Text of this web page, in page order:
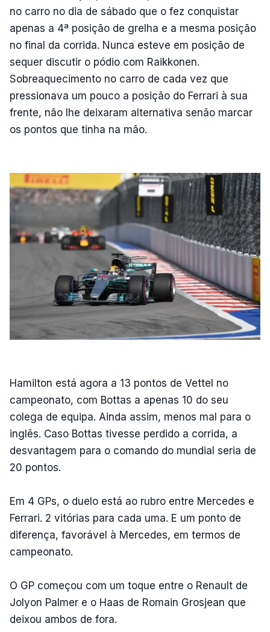
no carro no dia de sábado que o fez conquistar
apenas a 4ª posição de grelha e a mesma posição
no final da corrida. Nunca esteve em posição de
sequer discutir o pódio com Raikkonen.
Sobreaquecimento no carro de cada vez que
pressionava um pouco a posição do Ferrari à sua
frente, não lhe deixaram alternativa senão marcar
os pontos que tinha na mão.
Hamilton está agora a 13 pontos de Vettel no
campeonato, com Bottas a apenas 10 do seu
colega de equipa. Ainda assim, menos mal para o
inglês. Caso Bottas tivesse perdido a corrida, a
desvantagem para o comando do mundial seria de
20 pontos.
Em 4 GPs, o duelo está ao rubro entre Mercedes e
Ferrari. 2 vitórias para cada uma. E um ponto de
diferença, favorável à Mercedes, em termos de
campeonato.
O GP começou com um toque entre o Renault de
Jolyon Palmer e o Haas de Romain Grosjean que
deixou ambos de fora.